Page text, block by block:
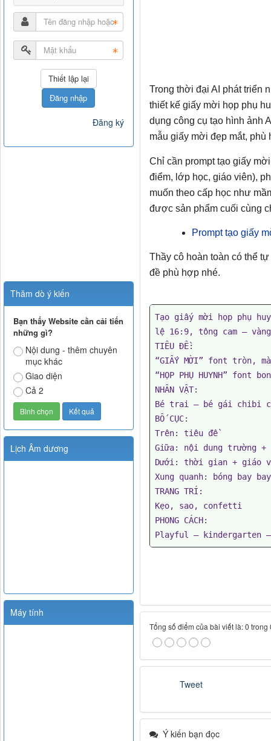
Trong thời đại AI phát triển
thiết kế giấy mời họp phụ
dụng công cụ tạo hình ảnh
mẫu giấy mời đẹp mắt,
Chỉ cần prompt tạo giấy
điểm, lớp học, giáo viên),
muốn theo cấp học như
được sản phẩm cuối cùng
Prompt tạo giấy
Thầy cô hoàn toàn có thể
đề phù hợp nhé.
Tạo giấy mời họp phụ
lệ 16:9, tông cam –
TIÊU ĐỀ:
“GIẤY MỜI” font tròn,
“HỌP PHỤ HUYNH” font
NHÂN VẬT:
Bé trai – bé gái chibi
BỐ CỤC:
Trên: tiêu đề
Giữa: nội dung trường +
Dưới: thời gian + giáo
Xung quanh: bóng bay
TRANG TRÍ:
Kẹo, sao, confetti
PHONG CÁCH:
Playful – kindergarten
Tổng số điểm của bài viết là: 0 trong
Tweet
Ý kiến bạn đọc
Đăng nhập
Đăng ký
Thăm dò ý kiến
Bạn thấy Website cần cải tiến
những gì?
Nội dung - thêm chuyên
mục khác
Giao diện
Cả 2
Lịch Âm dương
Máy tính